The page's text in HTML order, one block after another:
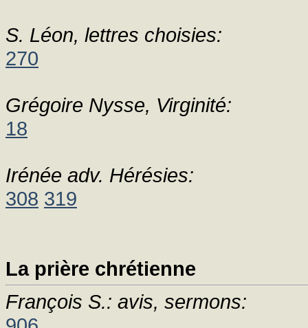
S. Léon, lettres choisies:
270
Grégoire Nysse, Virginité:
18
Irénée adv. Hérésies:
308 319
La prière chrétienne
François S.: avis, sermons: